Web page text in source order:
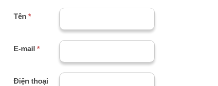
Tên *
E-mail *
Điện thoại